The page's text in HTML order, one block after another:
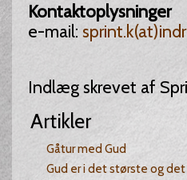
Kontaktoplysninger
e-mail:
Indlæg skrevet af
Artikler
Gåtur med Gud
Gud er i det største og